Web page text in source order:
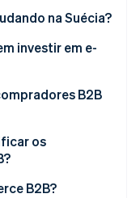
a infraestrutura
na Suécia?
investir em e-
adicional
B2B
os
B2B?